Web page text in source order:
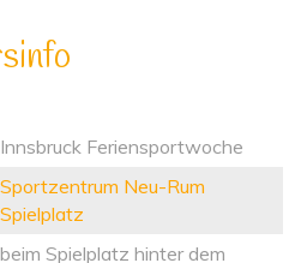
Innsbruck Feriensportwoche
Sportzentrum Neu-Rum
Spielplatz
beim Spielplatz hinter dem